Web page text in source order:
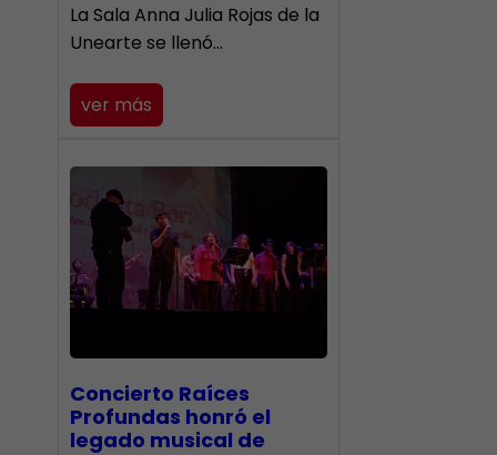
​La Sala Anna Julia Rojas de la
Unearte se llenó…
ver más
​Concierto Raíces
Profundas honró el
legado musical de